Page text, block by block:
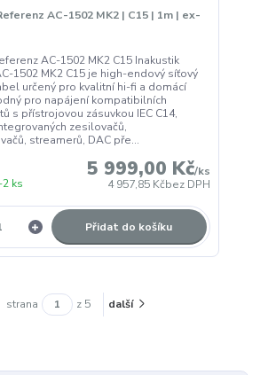
AC-1502 MK2 | C15 | 1m | ex-
AC-1502 MK2 C15 Inakustik
1502 MK2 C15 je high-endový síťový
určený pro kvalitní hi-fi a domácí
pro napájení kompatibilních
s přístrojovou zásuvkou IEC C14,
zesilovačů,
streamerů, DAC pře...
5 999,00 Kč/ks
4 957,85 Kčbez DPH
ks
Přidat do košíku
strana z 5 další